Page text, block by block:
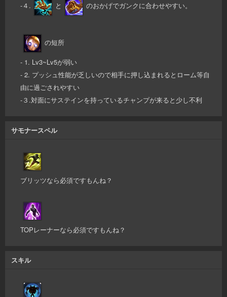
-４. と のおかげでガンクに合わせやすい。
の短所
- 1. Lv3~Lv5が弱い
- 2. プッシュ性能が乏しいので相手に押し込まれるとローム等自
由に過ごされやすい
-３.対面にサステインを持っているチャンプが来ると少し不利
サモナースペル
ブリッツなら必須ですもんね？
TOPレーナーなら必須ですもんね？
スキル